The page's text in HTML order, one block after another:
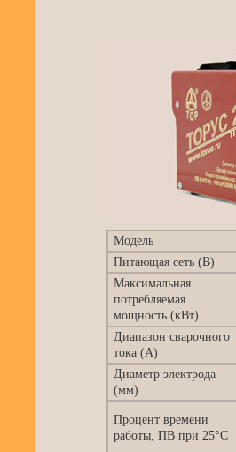
Модель
Питающая сеть (В)
Максимальная
потребляемая
мощность (кВт)
Диапазон сварочного
тока (А)
Диаметр электрода
(мм)
Процент времени
работы, ПВ при 25°С